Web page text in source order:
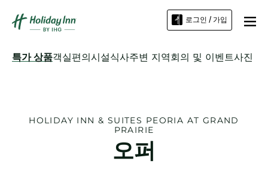
로그인 / 가입
특가 상품객실편의시설식사주변 지역회의 및 이벤트사진
HOLIDAY INN & SUITES PEORIA AT GRAND
PRAIRIE
오퍼